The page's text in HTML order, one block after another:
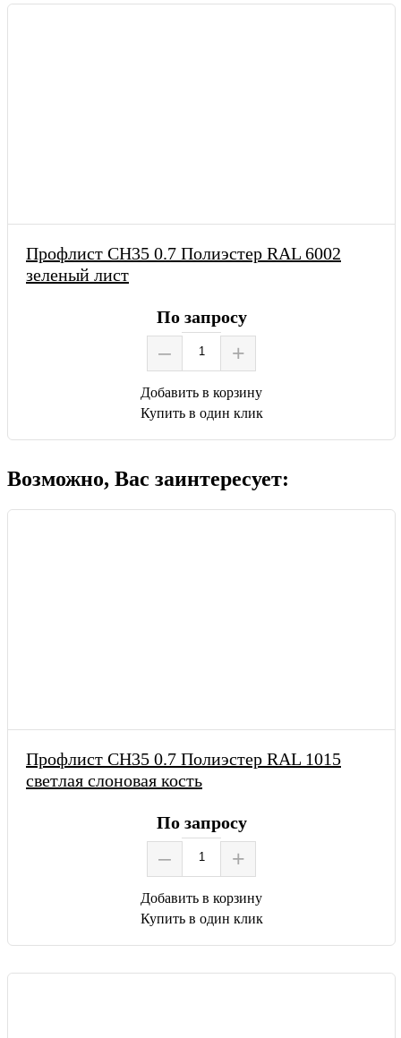
Профлист СН35 0.7 Полиэстер RAL 6002
зеленый лист
По запросу
– +
Добавить в корзину
Купить в один клик
Возможно, Вас заинтересует:
Профлист СН35 0.7 Полиэстер RAL 1015
светлая слоновая кость
По запросу
– +
Добавить в корзину
Купить в один клик